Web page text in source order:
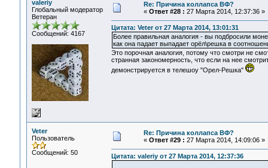
valeriy
Глобальный модератор
Ветеран
Сообщений: 4167
Re: Причина коллапса ВФ?
« Ответ #28 : 27 Марта 2014, 12:37:36 »
Цитата: Veter от 27 Марта 2014, 13:01:31
Более правильная аналогия - вы подбросили
как она падает выпадает орёл\решка в
Это порочная аналогия, потому что смотри не
странная закономерность, что если на нее
демонстрируется в телешоу "Орел-Решка"
Veter
Пользователь
Сообщений: 50
Re: Причина коллапса ВФ?
« Ответ #29 : 27 Марта 2014, 14:09:06 »
Цитата: valeriy от 27 Марта 2014, 12:37:36